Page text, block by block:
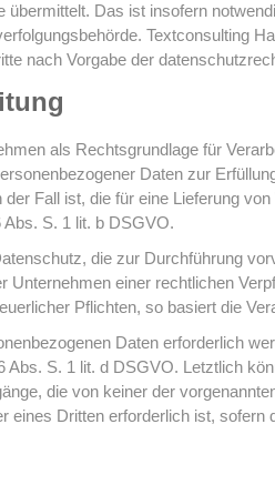
Das ist insofern
Textconsulting
nach Vorgabe der
als Rechtsgrundlage für
Daten zur
Fall ist, die für eine Lieferung
Abs. S. 1 lit. b DSGVO.
die zur Durchführung
Unternehmen einer rechtlichen
Pflichten, so basiert die
Daten erforderlich
S. 1 lit. d DSGVO. Letztlich
die von keiner der
Dritten erforderlich ist,